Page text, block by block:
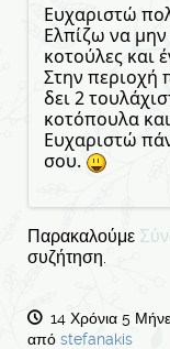
Ευχαριστώ
Ελπίζω να
κοτούλες και
Στην περιοχή
δει 2
κοτόπουλα
Ευχαριστώ
σου.
Παρακαλούμε
συζήτηση.
14 Χρόνια 5
από stefanakis